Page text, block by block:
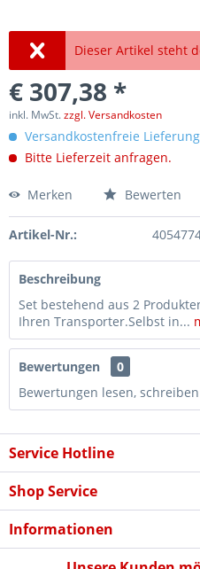
Dieser Artikel steht
€ 307,38 *
inkl. MwSt.zzgl. Versandkosten
Versandkostenfreie
Bitte Lieferzeit anfragen.
Merken Bewerten
Artikel-Nr.:
Beschreibung
Set bestehend aus 2
Ihren Transporter.Selbst in...
Bewertungen
0
Bewertungen lesen,
Service Hotline
Shop Service
Informationen